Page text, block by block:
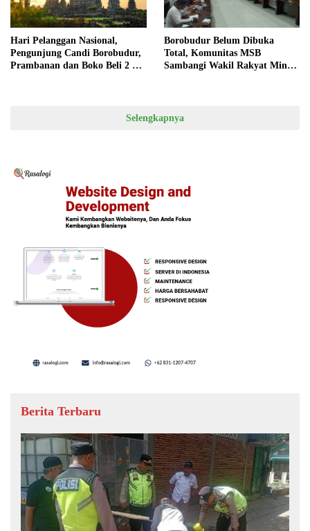
Hari Pelanggan Nasional,
Pengunjung Candi Borobudur,
Prambanan dan Boko Beli 2
Borobudur Belum Dibuka
Total, Komunitas MSB
Sambangi Wakil Rakyat Minta
Selengkapnya
Berita Terbaru